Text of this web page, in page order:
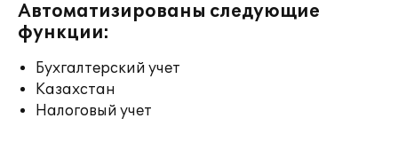
Автоматизированы следующие
функции:
Бухгалтерский учет
Казахстан
Налоговый учет